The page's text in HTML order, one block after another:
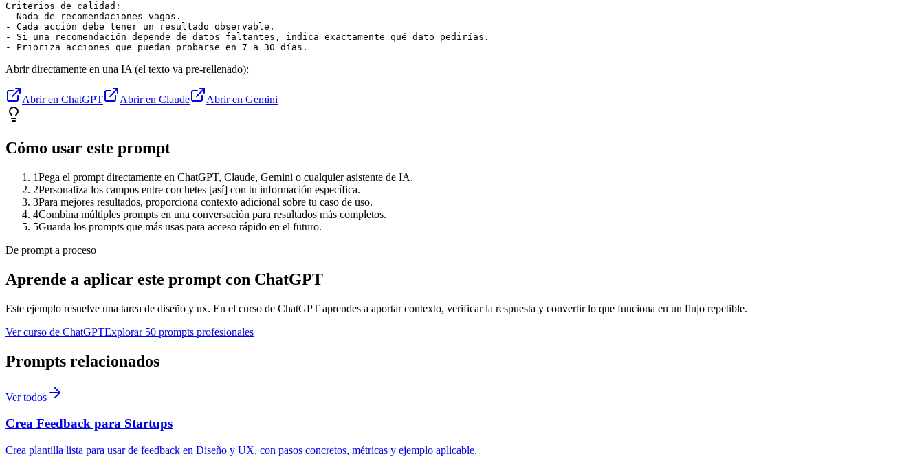
Criterios de calidad:
- Nada de recomendaciones vagas.
- Cada acción debe tener un resultado observable.
- Si una recomendación depende de datos faltantes, indica exactamente qué dato pedirías.
- Prioriza acciones que puedan probarse en 7 a 30 días.
Abrir directamente en una IA (el texto va pre-rellenado):
Abrir en ChatGPT Abrir en Claude Abrir en Gemini
Cómo usar este prompt
1Pega el prompt directamente en ChatGPT, Claude, Gemini o cualquier asistente de IA.
2Personaliza los campos entre corchetes [así] con tu información específica.
3Para mejores resultados, proporciona contexto adicional sobre tu caso de uso.
4Combina múltiples prompts en una conversación para resultados más completos.
5Guarda los prompts que más usas para acceso rápido en el futuro.
De prompt a proceso
Aprende a aplicar este prompt con ChatGPT
Este ejemplo resuelve una tarea de diseño y ux. En el curso de ChatGPT aprendes a aportar contexto, verificar la respuesta y convertir lo que funciona en un flujo repetible.
Ver curso de ChatGPTExplorar 50 prompts profesionales
Prompts relacionados
Ver todos
Crea Feedback para Startups
Crea plantilla lista para usar de feedback en Diseño y UX, con pasos concretos, métricas y ejemplo aplicable.